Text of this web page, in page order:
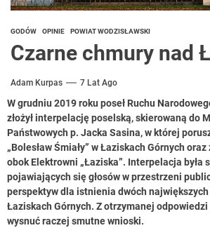
GODÓW OPINIE POWIAT WODZISŁAWSKI
Czarne chmury nad
Adam Kurpas 7 Lat Ago
W grudniu 2019 roku poseł Ruchu
złożył interpelację poselską, skierowaną do
Państwowych p. Jacka Sasina, w której
„Bolesław Śmiały” w Łaziskach Górnych
obok Elektrowni „Łaziska”. Interpelacja była
pojawiających się głosów w przestrzeni
perspektyw dla istnienia dwóch największych
Łaziskach Górnych. Z otrzymanej
wysnuć raczej smutne wnioski.